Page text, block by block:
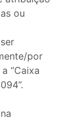
ou
por
“Caixa